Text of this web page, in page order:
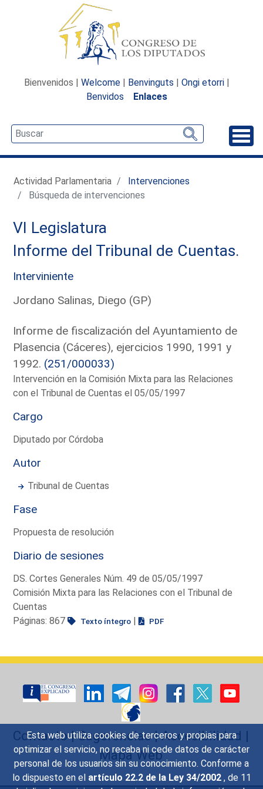
Esta web utiliza cookies de terceros y propias para
optimizar el servicio, no recaba ni cede datos de carácter
personal de los usuarios sin su conocimiento. Conforme a
lo dispuesto en el artículo 22.2 de la Ley 34/2002 , de 11
Bienvenidos | Welcome | Benvinguts | Ongi etorri |
Benvidos
Enlaces
Actividad Parlamentaria
Intervenciones
Búsqueda de intervenciones
VI Legislatura
Informe del Tribunal de Cuentas.
Interviniente
Jordano Salinas, Diego (GP)
Informe de fiscalización del Ayuntamiento de
Plasencia (Cáceres), ejercicios 1990, 1991 y
1992. (251/000033)
Intervención en la Comisión Mixta para las Relaciones
con el Tribunal de Cuentas el 05/05/1997
Cargo
Diputado por Córdoba
Autor
Tribunal de Cuentas
Fase
Propuesta de resolución
Diario de sesiones
DS. Cortes Generales Núm. 49 de 05/05/1997
Comisión Mixta para las Relaciones con el Tribunal de
Cuentas
Páginas: 867
Texto íntegro | PDF
Contacto|Sugerencias|Accesibilidad |
Mapa Web